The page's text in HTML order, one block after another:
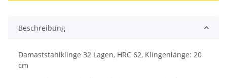
Beschreibung
Damaststahlklinge 32 Lagen, HRC 62, Klingenlänge: 20
cm